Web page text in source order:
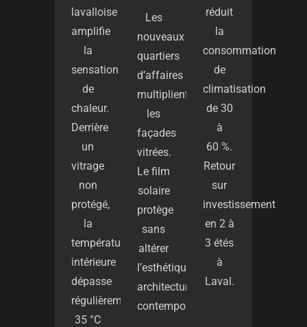
lavalloise
amplifie
la
sensation
de
chaleur.
Derrière
un
vitrage
non
protégé,
la
température
intérieure
dépasse
régulièrement
35 °C
Les
nouveaux
quartiers
d’affaires
multiplient
les
façades
vitrées.
Le film
solaire
protège
sans
altérer
l’esthétique
architecturale
contemporaine.
réduit
la
consommation
de
climatisation
de 30
à
60 %.
Retour
sur
investissement
en 2 à
3 étés
à
Laval.